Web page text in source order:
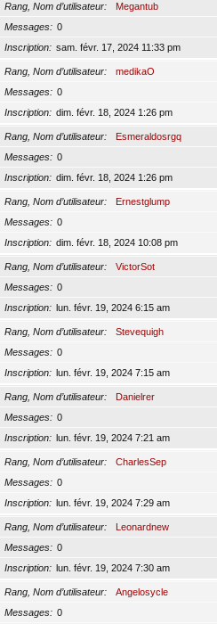
Rang, Nom d’utilisateur
Megantub
Messages
0
Inscription
sam. févr. 17, 2024 11:33 pm
Rang, Nom d’utilisateur
medikaO
Messages
0
Inscription
dim. févr. 18, 2024 1:26 pm
Rang, Nom d’utilisateur
Esmeraldosrgq
Messages
0
Inscription
dim. févr. 18, 2024 1:26 pm
Rang, Nom d’utilisateur
Ernestglump
Messages
0
Inscription
dim. févr. 18, 2024 10:08 pm
Rang, Nom d’utilisateur
VictorSot
Messages
0
Inscription
lun. févr. 19, 2024 6:15 am
Rang, Nom d’utilisateur
Stevequigh
Messages
0
Inscription
lun. févr. 19, 2024 7:15 am
Rang, Nom d’utilisateur
Danielrer
Messages
0
Inscription
lun. févr. 19, 2024 7:21 am
Rang, Nom d’utilisateur
CharlesSep
Messages
0
Inscription
lun. févr. 19, 2024 7:29 am
Rang, Nom d’utilisateur
Leonardnew
Messages
0
Inscription
lun. févr. 19, 2024 7:30 am
Rang, Nom d’utilisateur
Angelosycle
Messages
0